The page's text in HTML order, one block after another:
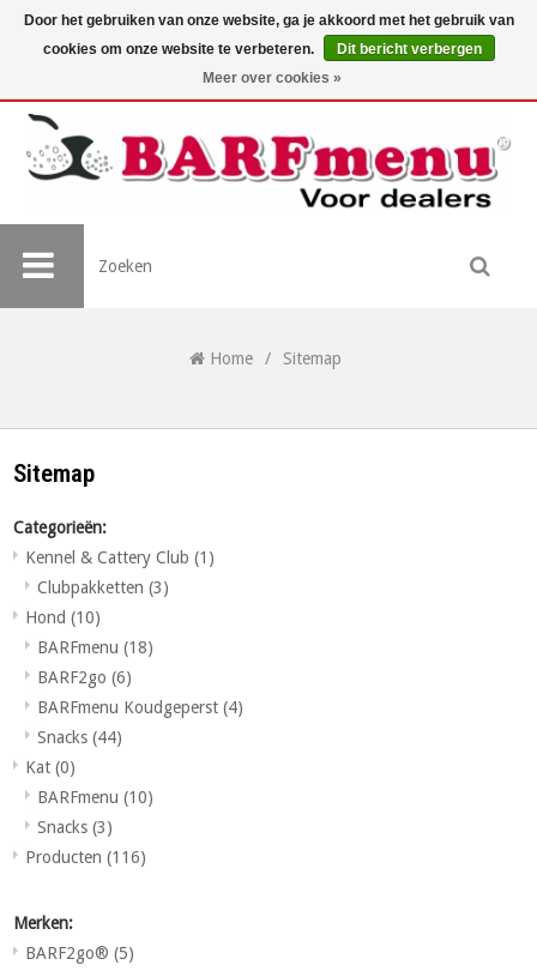
Home / Sitemap
Sitemap
Categorieën:
Kennel & Cattery Club(1)
Clubpakketten(3)
Hond(10)
BARFmenu(18)
BARF2go(6)
BARFmenu Koudgeperst(4)
Snacks(44)
Kat(0)
BARFmenu(10)
Snacks(3)
Producten(116)
Merken:
BARF2go®(5)
Door het gebruiken van onze website, ga je akkoord met het gebruik van
cookies om onze website te verbeteren.
Dit bericht verbergen
Meer over cookies »